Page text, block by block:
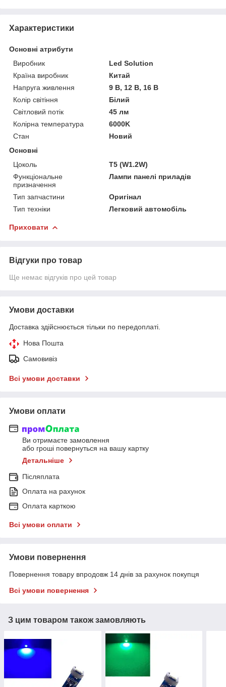
Характеристики
Основні атрибути
Виробник
Led Solution
Країна виробник
Китай
Напруга живлення
9 В, 12 В, 16 В
Колір світіння
Білий
Світловий потік
45 лм
Колірна температура
6000K
Стан
Новий
Основні
Цоколь
T5 (W1.2W)
Функціональне
призначення
Лампи панелі приладів
Тип запчастини
Оригінал
Тип техніки
Легковий автомобіль
Приховати
Відгуки про товар
Ще немає відгуків про цей товар
Умови доставки
Доставка здійснюється тільки по передоплаті.
Нова Пошта
Самовивіз
Всі умови доставки
Умови оплати
Ви отримаєте замовлення
або гроші повернуться на вашу картку
Детальніше
Післяплата
Оплата на рахунок
Оплата карткою
Всі умови оплати
Умови повернення
Повернення товару впродовж 14 днів за рахунок покупця
Всі умови повернення
З цим товаром також замовляють